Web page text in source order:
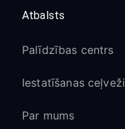
Atbalsts
Palīdzības centrs
Iestatīšanas ceļveži
Par mums